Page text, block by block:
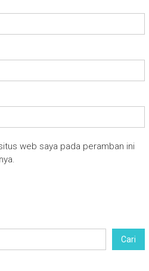
web saya pada peramban ini
Cari